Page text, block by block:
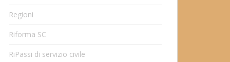
Regioni
Riforma SC
RiPassi di servizio civile